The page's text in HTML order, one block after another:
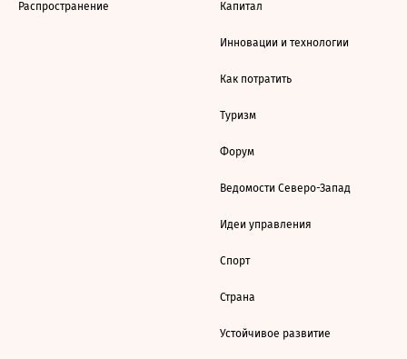
Распространение Капитал
Инновации и технологии
Как потратить
Туризм
Форум
Ведомости Северо-Запад
Идеи управления
Спорт
Страна
Устойчивое развитие